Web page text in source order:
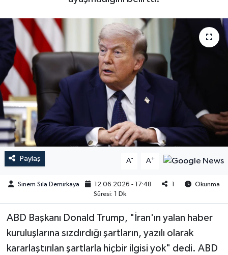
Paylaş A- A+
Sinem Sıla Demirkaya 12.06.2026 - 17:48 1
Okunma
Süresi: 1 Dk
ABD Başkanı Donald Trump, "İran'ın yalan haber
kuruluşlarına sızdırdığı şartların, yazılı olarak
kararlaştırılan şartlarla hiçbir ilgisi yok" dedi. ABD